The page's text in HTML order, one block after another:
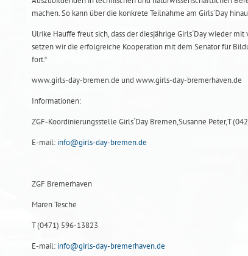
machen. So kann über die konkrete Teilnahme am Girls´Day
Ulrike Hauffe freut sich, dass der diesjährige Girls´Day wieder
setzen wir die erfolgreiche Kooperation mit dem Senator für
fort.“
www.girls-day-bremen.de und www.girls-day-bremerhaven.de
Informationen:
ZGF-Koordinierungsstelle Girls´Day Bremen,Susanne Peter,T
E-mail: info@girls-day-bremen.de
ZGF Bremerhaven
Maren Tesche
T (0471) 596-13823
E-mail: info@girls-day-bremerhaven.de